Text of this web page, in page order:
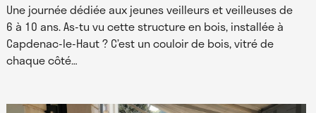
Une journée dédiée aux jeunes veilleurs et veilleuses de
6 à 10 ans. As-tu vu cette structure en bois, installée à
Capdenac-le-Haut ? C’est un couloir de bois, vitré de
chaque côté…